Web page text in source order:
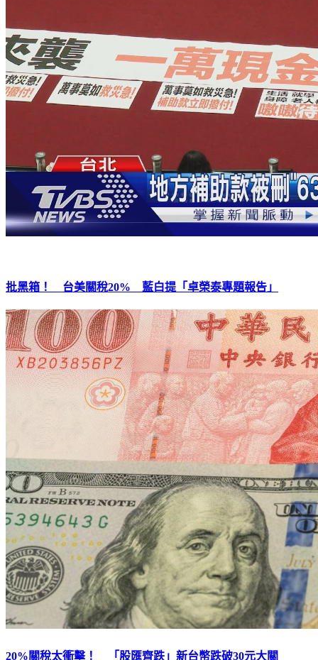
批黑箱！ 台美關稅20% 藍白提「卓榮泰專題報告」
20%關稅太衝擊！ 「股匯齊跌」新台幣跌破30元大關